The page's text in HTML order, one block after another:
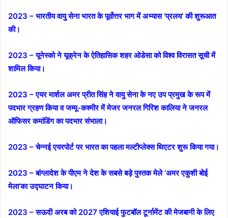
2023 – भारतीय वायु सेना भारत के पूर्वोत्तर भाग में अभ्यास ‘प्रलय’ की शुरूआत
की।
2023 – यूनेस्को ने यूक्रेन के ऐतिहासिक शहर ओडेसा को विश्व विरासत सूची में
शामिल किया।
2023 – एयर मार्शल अमर प्रीत सिंह ने वायु सेना के नए उप प्रमुख के रूप में
पदभार ग्रहण किया व जम्‍मू-कश्‍मीर में मेजर जनरल गिरिश कालिया ने जनरल
ऑफिसर कमांडिंग का पदभार संभाला।
2023 – चेन्नई एयरपोर्ट पर भारत का पहला मल्टीप्लेक्स थिएटर शुरू किया गया।
2023 – बांग्लादेश के पीएम ने देश के सबसे बड़े पुस्तक मेले ‘अमर एकुशी बोई
मेला’का उद्घाटन किया।
2023 – सऊदी अरब को 2027 एशियाई फुटबॉल टूर्नामेंट की मेजबानी के लिए